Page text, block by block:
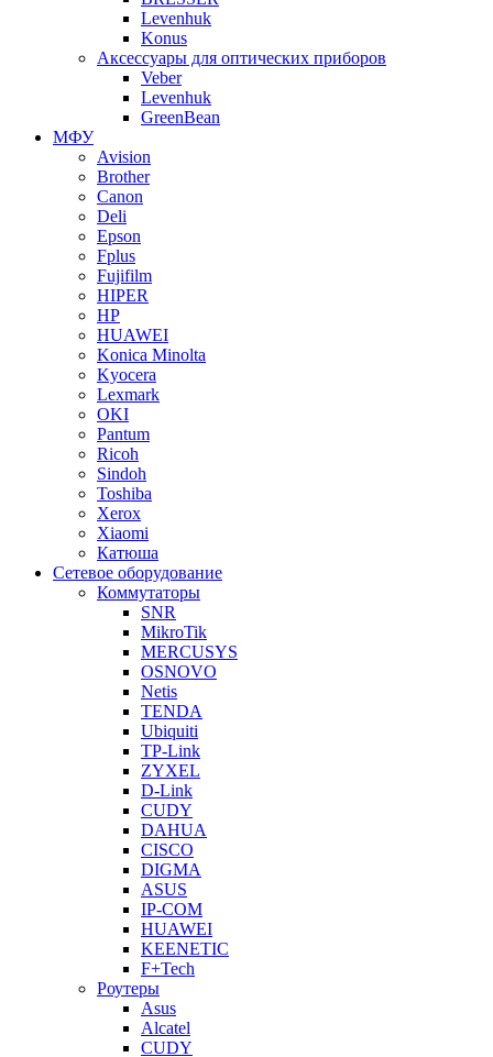
Levenhuk
Konus
Аксессуары для оптических приборов
Veber
Levenhuk
GreenBean
МФУ
Avision
Brother
Canon
Deli
Epson
Fplus
Fujifilm
HIPER
HP
HUAWEI
Konica Minolta
Kyocera
Lexmark
OKI
Pantum
Ricoh
Sindoh
Toshiba
Xerox
Xiaomi
Катюша
Сетевое оборудование
Коммутаторы
SNR
MikroTik
MERCUSYS
OSNOVO
Netis
TENDA
Ubiquiti
TP-Link
ZYXEL
D-Link
CUDY
DAHUA
CISCO
DIGMA
ASUS
IP-COM
HUAWEI
KEENETIC
F+Tech
Роутеры
Asus
Alcatel
CUDY